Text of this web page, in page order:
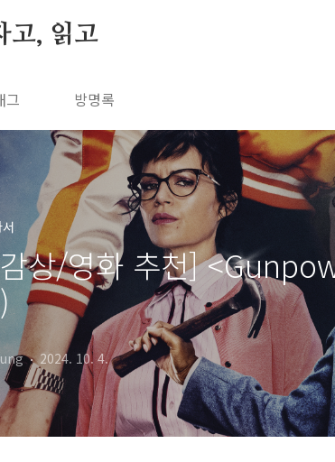
고, 읽고
그 방명록
상/영화 추천]
2024. 10. 4.